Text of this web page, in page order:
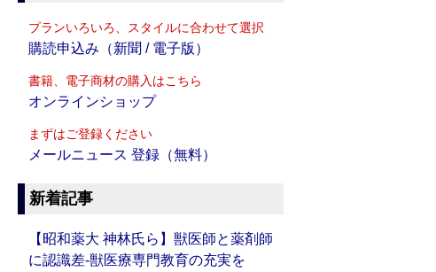
プランいろいろ、スタイルに合わせて選択
購読申込み（新聞 / 電子版）
書籍、電子商材の購入はこちら
オンラインショップ
まずはご登録ください
メールニュース 登録（無料）
新着記事
【昭和薬大 神林氏ら】獣医師と薬剤師
に認識差‐獣医療専門教育の充実を